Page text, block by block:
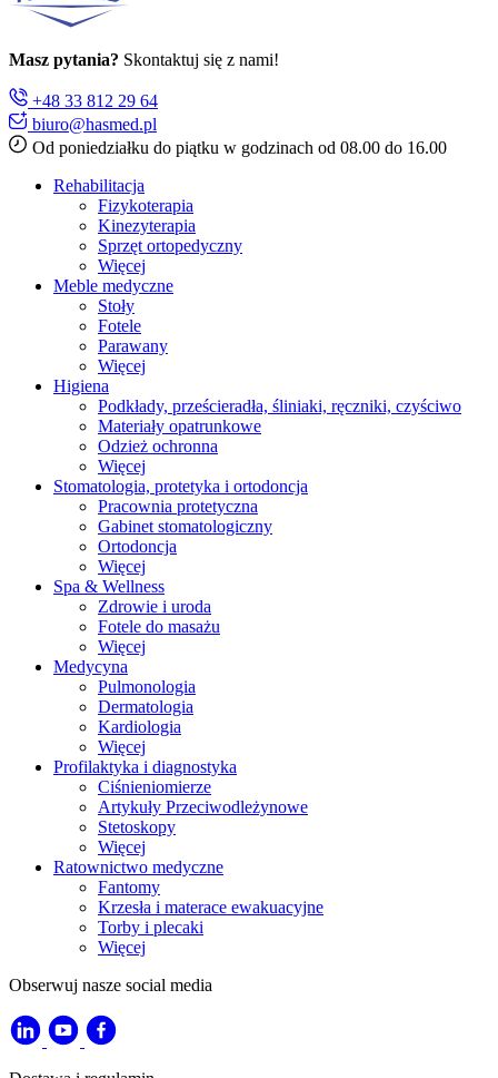
Masz pytania? Skontaktuj się z nami!
+48 33 812 29 64
biuro@hasmed.pl
Od poniedziałku do piątku w godzinach od 08.00 do 16.00
Rehabilitacja
Fizykoterapia
Kinezyterapia
Sprzęt ortopedyczny
Więcej
Meble medyczne
Stoły
Fotele
Parawany
Więcej
Higiena
Podkłady, prześcieradła, śliniaki, ręczniki, czyściwo
Materiały opatrunkowe
Odzież ochronna
Więcej
Stomatologia, protetyka i ortodoncja
Pracownia protetyczna
Gabinet stomatologiczny
Ortodoncja
Więcej
Spa & Wellness
Zdrowie i uroda
Fotele do masażu
Więcej
Medycyna
Pulmonologia
Dermatologia
Kardiologia
Więcej
Profilaktyka i diagnostyka
Ciśnieniomierze
Artykuły Przeciwodleżynowe
Stetoskopy
Więcej
Ratownictwo medyczne
Fantomy
Krzesła i materace ewakuacyjne
Torby i plecaki
Więcej
Obserwuj nasze social media